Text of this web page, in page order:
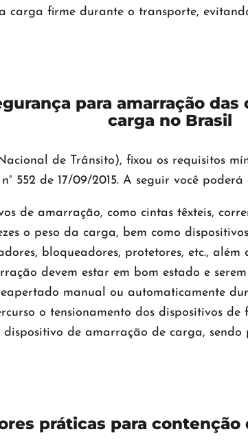
carga firme durante o transporte,
para amarração
carga no Brasil
de Trânsito), fixou os requisitos
552 de 17/09/2015. A seguir você
de amarração, como cintas têxteis,
o peso da carga, bem como
bloqueadores, protetores, etc.,
devem estar em bom estado e
manual ou automaticamente
o tensionamento dos dispositivos de
de amarração de carga,
práticas para